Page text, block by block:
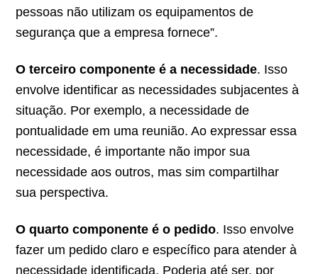
pessoas não utilizam os equipamentos de
segurança que a empresa fornece”.
O terceiro componente é a necessidade. Isso
envolve identificar as necessidades subjacentes à
situação. Por exemplo, a necessidade de
pontualidade em uma reunião. Ao expressar essa
necessidade, é importante não impor sua
necessidade aos outros, mas sim compartilhar
sua perspectiva.
O quarto componente é o pedido. Isso envolve
fazer um pedido claro e específico para atender à
necessidade identificada. Poderia até ser, por